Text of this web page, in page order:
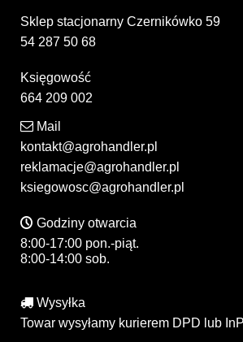
Sklep stacjonarny Czernikówko 59
54 287 50 68
Księgowość
664 209 002
Mail
kontakt@agrohandler.pl
reklamacje@agrohandler.pl
ksiegowosc@agrohandler.pl
Godziny otwarcia
8:00-17:00 pon.-piąt.
8:00-14:00 sob.
Wysyłka
Towar wysyłamy kurierem DPD lub